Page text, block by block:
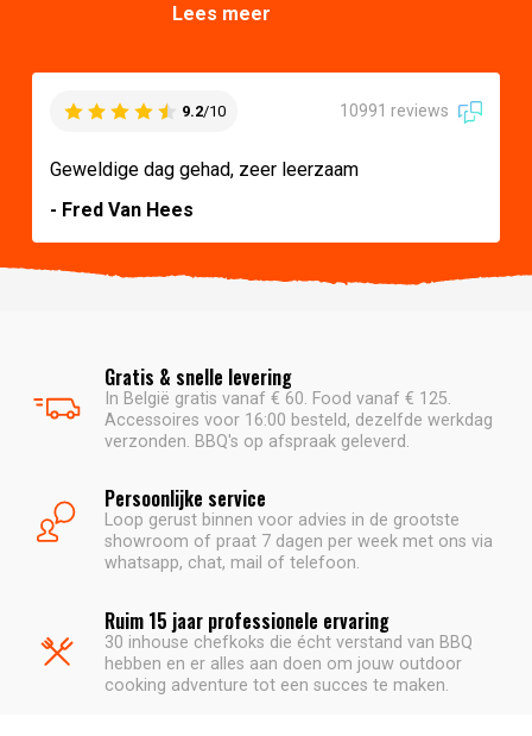
Lees meer
9.2/10 10991 reviews
Geweldige dag gehad, zeer leerzaam
- Fred Van Hees
Gratis & snelle levering
In België gratis vanaf € 60. Food vanaf € 125.
Accessoires voor 16:00 besteld, dezelfde werkdag
verzonden. BBQ's op afspraak geleverd.
Persoonlijke service
Loop gerust binnen voor advies in de grootste
showroom of praat 7 dagen per week met ons via
whatsapp, chat, mail of telefoon.
Ruim 15 jaar professionele ervaring
30 inhouse chefkoks die écht verstand van BBQ
hebben en er alles aan doen om jouw outdoor
cooking adventure tot een succes te maken.